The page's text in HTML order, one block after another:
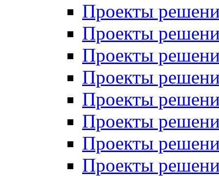
Проекты
Проекты
Проекты
Проекты
Проекты
Проекты
Проекты
Проекты